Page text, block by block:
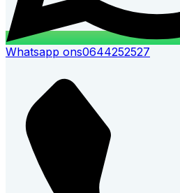
Whatsapp ons0644252527